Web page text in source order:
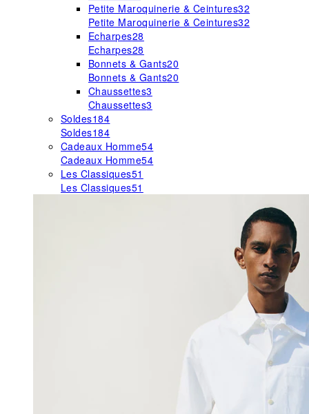
Petite Maroquinerie & Ceintures32
Petite Maroquinerie & Ceintures32
Echarpes28
Echarpes28
Bonnets & Gants20
Bonnets & Gants20
Chaussettes3
Chaussettes3
Soldes184
Soldes184
Cadeaux Homme54
Cadeaux Homme54
Les Classiques51
Les Classiques51